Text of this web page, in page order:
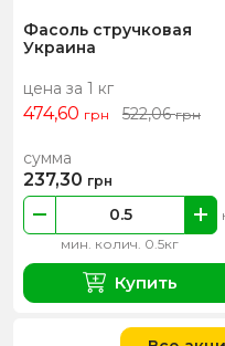
Фасоль стручковая
Украина
цена за 1 кг
474,60 грн 522,06грн
мин. колич. 0.5кг
сумма
237,30 грн
Купить